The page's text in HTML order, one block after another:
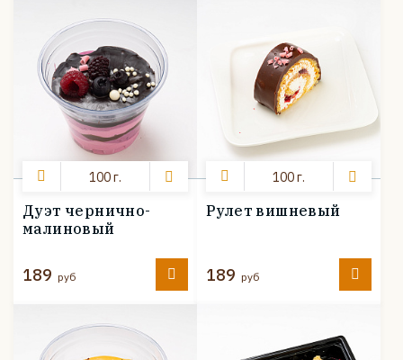
100 г.
Дуэт чернично-
малиновый
189 руб
100 г.
Рулет вишневый
189 руб